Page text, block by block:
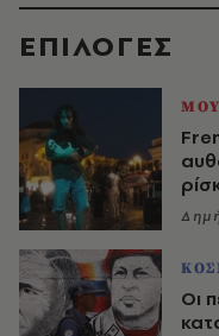
EΠΙΛΟΓΈΣ
Οι